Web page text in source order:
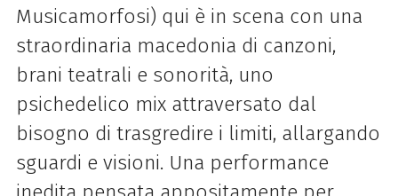
Musicamorfosi) qui è in scena con una
straordinaria macedonia di canzoni,
brani teatrali e sonorità, uno
psichedelico mix attraversato dal
bisogno di trasgredire i limiti, allargando
sguardi e visioni. Una performance